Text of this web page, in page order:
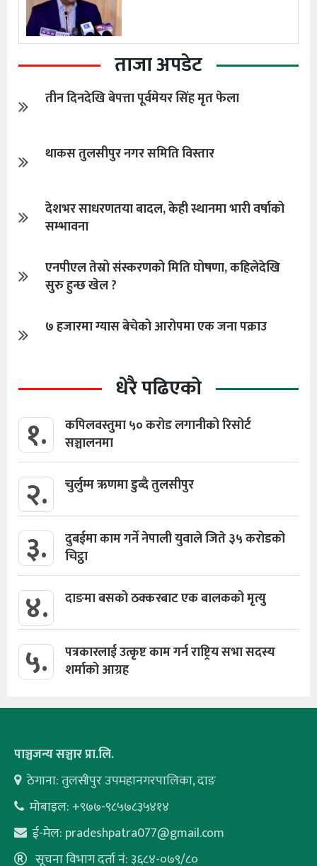
ताजा अपडेट
तीन दिनदेखि बेपत्ता पूर्वमेयर सिंह मृत फेला
थाकस तुलसीपुर नगर समिति विस्तार
देशभर साधरणतया बादल, केही स्थानमा भारी वर्षाको
सम्भावना
एनपीएल तेस्रो संस्करणको मिति घोषणा, कहिलेदेखि
सुरु हुन्छ खेल ?
७ हजारमा ग्यास बेचेको आरोपमा एक जना पक्राउ
धेरै पढिएको
१.
कपिलवस्तुमा ५० करोड लगानीको रिसोर्ट
सञ्चालनमा
२. चुर्लुम्म ऋणमा डुब्दै तुलसीपुर
३.
दुबईमा काम गर्ने नेपाली युवाले जिते ३५ करोडको
चिट्ठा
४. दाङमा बसको ठक्करबाट एक बालकको मृत्यु
५.
पत्रकारलाई उत्कृष्ट काम गर्न राष्ट्रिय सभा सदस्य
शर्माको आग्रह
पाञ्चजन्य सञ्चार प्रा.लि.
ठेगाना: तुलसीपुर उपमहानगरपालिका, दाङ
मोबाइल: +९७७-९८५७८३५४१४
ई-मेल: pradeshpatra077@gmail.com
सूचना विभाग दर्ता नं: ३६८४-०७९/८०